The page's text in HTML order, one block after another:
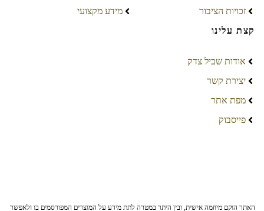
זכויות הציבור
מידע מקצועי
קצת עלינו
אודות שביל צדק
יצירת קשר
מפת אתר
פייסבוק
האתר הוקם מיוזמה אישית, ובין היתר במטרה לתת מידע על המוצרים המפורסמים בו ולאפשר